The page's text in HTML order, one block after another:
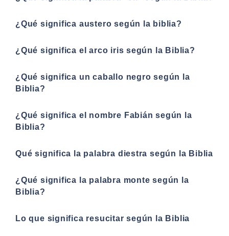
¿Qué significa austero según la biblia?
¿Qué significa el arco iris según la Biblia?
¿Qué significa un caballo negro según la
Biblia?
¿Qué significa el nombre Fabián según la
Biblia?
Qué significa la palabra diestra según la Biblia
¿Qué significa la palabra monte según la
Biblia?
Lo que significa resucitar según la Biblia